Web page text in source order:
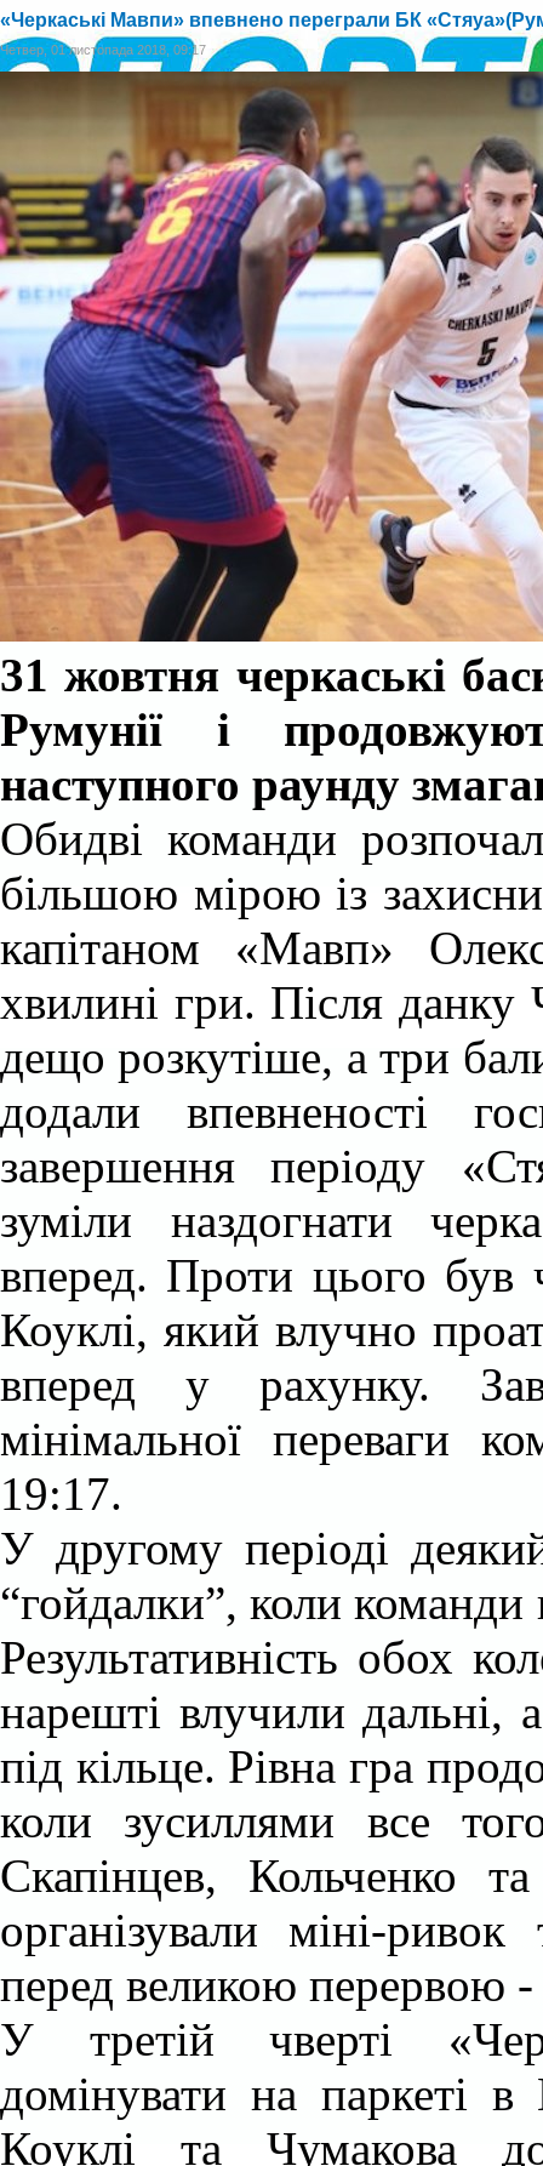
«Черкаські Мавпи» впевнено переграли БК
Четвер, 01 листопада 2018, 09:17
31 жовтня черкаські
Румунії і
наступного раунду
Обидві команди
більшою мірою із
капітаном «Мавп»
хвилині гри. Після данку
дещо розкутіше, а три
додали впевненості
завершення періоду «
зуміли наздогнати
вперед. Проти цього був
Коуклі, який влучно
вперед у рахунку.
мінімальної переваги
19:17.
У другому періоді
“гойдалки”, коли команди
Результативність обох
нарешті влучили дальні,
під кільце. Рівна гра
коли зусиллями все
Скапінцев, Кольченко
організували міні-
перед великою перервою
У третій чверті «
домінувати на паркеті
Коуклі та Чумакова